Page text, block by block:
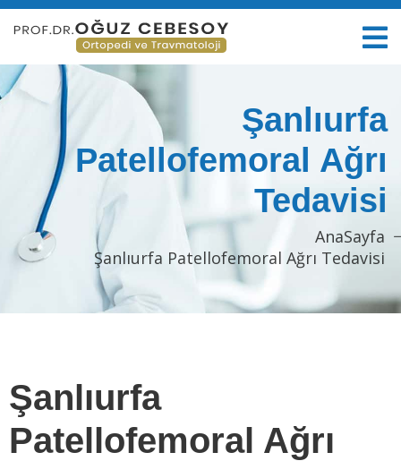
Şanlıurfa
Patellofemoral Ağrı
Tedavisi
AnaSayfa
Şanlıurfa Patellofemoral Ağrı Tedavisi
Şanlıurfa
Patellofemoral Ağrı